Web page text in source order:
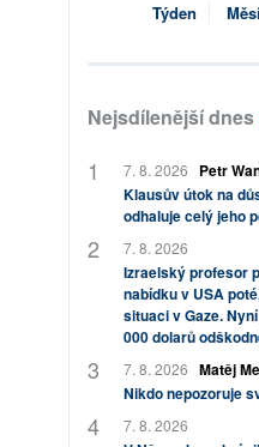
Týden
Nejsdílenější dnes
7. 8. 2026
Petr
Klausův útok na
odhaluje celý jeho
7. 8. 2026
Izraelský profesor
nabídku v USA
situaci v Gaze.
000 dolarů
7. 8. 2026 Matěj
Nikdo nepozoruje
7. 8. 2026